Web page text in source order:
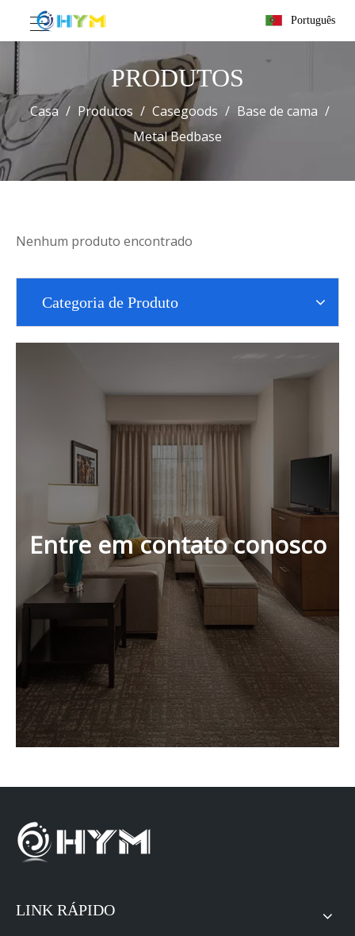
Português
PRODUTOS
Casa / Produtos / Casegoods / Base de cama /
Metal Bedbase
Nenhum produto encontrado
Categoria de Produto
Entre em contato conosco
LINK RÁPIDO